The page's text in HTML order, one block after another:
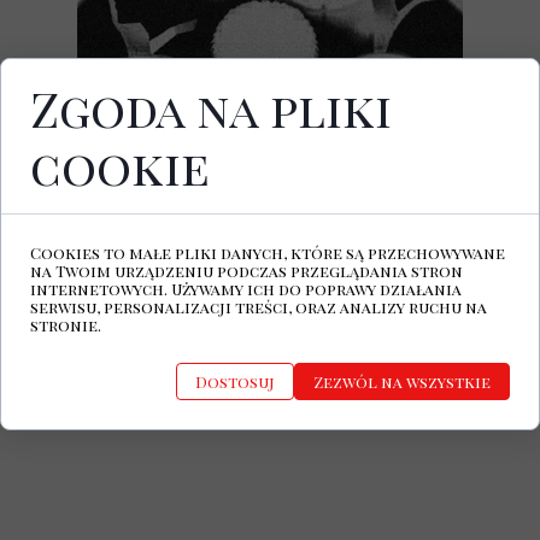
1 marca ukazał się najnowszy album
zespołu Ductape.
płyta w dorobku tureckiego duetu, w skład
syntezatory ) oraz Furkan Güleray ( gitara,
bas i perkusja ).
Zgoda na pliki
cookie
Cookies to małe pliki danych, które są przechowywane
na Twoim urządzeniu podczas przeglądania stron
internetowych. Używamy ich do poprawy działania
serwisu, personalizacji treści, oraz analizy ruchu na
stronie.
Dostosuj Zezwól na wszystkie